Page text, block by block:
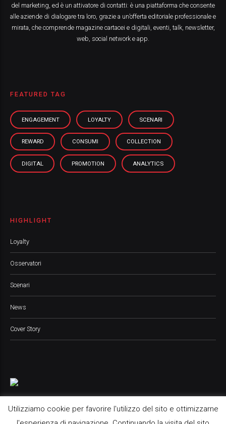
del marketing, ed è un attivatore di contatti: è una piattaforma che consente
alle aziende di dialogare tra loro, grazie a un’offerta editoriale professionale e
mirata, che comprende magazine cartacei e digitali, eventi, talk, newsletter,
web, social network e app.
FEATURED TAG
ENGAGEMENT LOYALTY SCENARI
REWARD CONSUMI COLLECTION
DIGITAL PROMOTION ANALYTICS
HIGHLIGHT
Loyalty
Osservatori
Scenari
News
Cover Story
Utilizziamo cookie per favorire l'utilizzo del sito e ottimizzarne